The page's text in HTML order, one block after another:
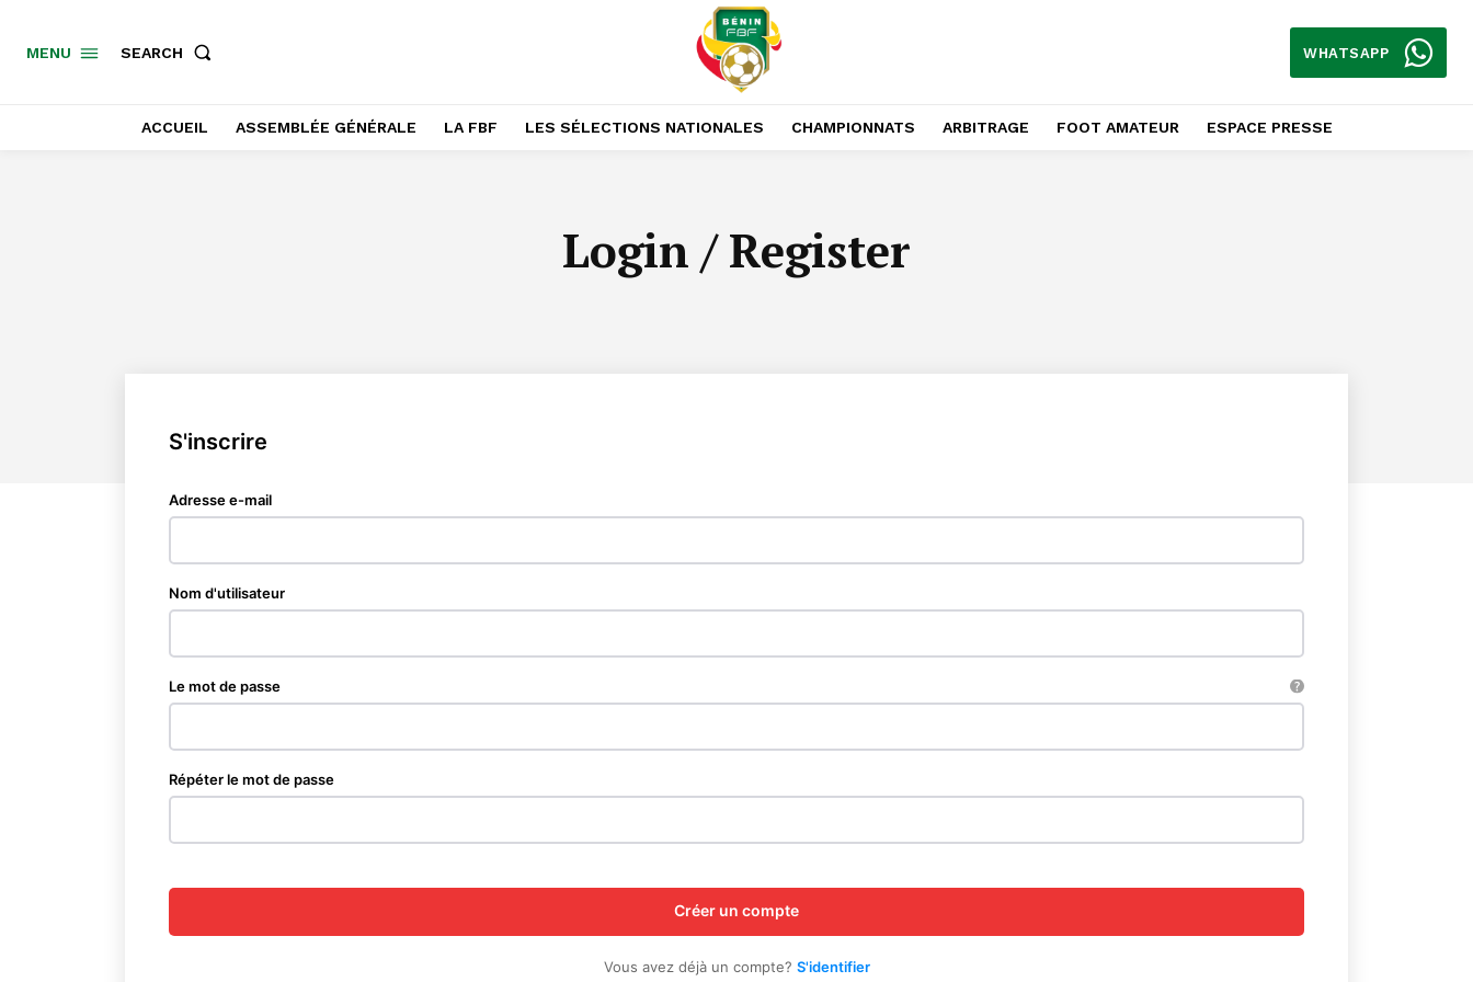
MENU SEARCH WHATSAPP
ACCUEIL ASSEMBLÉE GÉNÉRALE LA FBF LES SÉLECTIONS NATIONALES CHAMPIONNATS ARBITRAGE FOOT AMATEUR ESPACE PRESSE
Login / Register
S'inscrire
Adresse e-mail
Nom d'utilisateur
Le mot de passe
Répéter le mot de passe
Créer un compte
Vous avez déjà un compte? S'identifier